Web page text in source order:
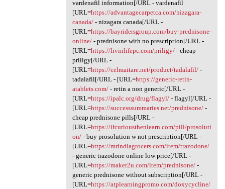
vardenafil information[/URL - vardenafil
[URL=https://advantagecarpetca.com/nizagara-
canada/- nizagara canada[/URL -
[URL=https://bayridersgroup.com/buy-prednisone-
online/- prednisone with no prescription[/URL -
[URL=https://livinlifepc.com/priligy/- cheap
priligy[/URL -
[URL=https://celmaitare.net/product/tadalafil/-
tadalafil[/URL - [URL=https://generic-retin-
atablets.com/- retin a non generic[/URL -
[URL=https://ipalc.org/drug/flagyl/- flagyl[/URL -
[URL=https://successsummaries.net/prednisone/-
cheap prednisone pills[/URL -
[URL=https://ifcuriousthenlearn.com/pill/prosoluti
on/- buy prosolution w not prescription[/URL -
[URL=https://mrindiagrocers.com/item/trazodone/
- generic trazodone online low price[/URL -
[URL=https://maker2u.com/item/prednisone/-
generic prednisone without subscription[/URL -
[URL=https://atplearningpromo.com/doxycycline/